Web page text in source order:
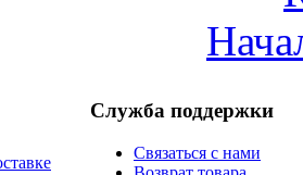
Служба поддержки
Связаться с нами